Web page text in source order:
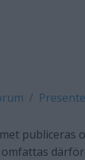
publiceras